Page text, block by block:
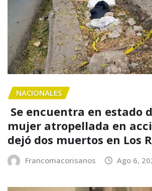
NACIONALES
Se encuentra en estado
mujer atropellada en
dejó dos muertos en Los
Francomacorisanos Ago 6,